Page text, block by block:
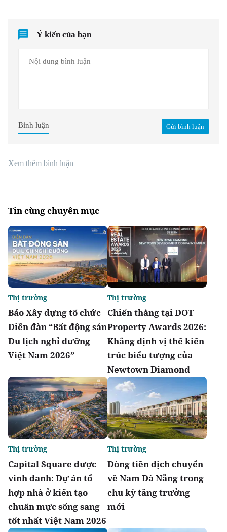
Ý kiến của bạn
Gửi bình luận
Bình luận
Xem thêm bình luận
Tin cùng chuyên mục
Báo Xây dựng tổ chức
Diễn đàn “Bất động sản
Du lịch nghỉ dưỡng
Việt Nam 2026”
Thị trường
Chiến thắng tại DOT
Property Awards 2026:
Khẳng định vị thế kiến
trúc biểu tượng của
Newtown Diamond
Thị trường
Capital Square được
vinh danh: Dự án tổ
hợp nhà ở kiến tạo
chuẩn mực sống sang
tốt nhất Việt Nam 2026
Thị trường
Dòng tiền dịch chuyển
về Nam Đà Nẵng trong
chu kỳ tăng trưởng
mới
Thị trường